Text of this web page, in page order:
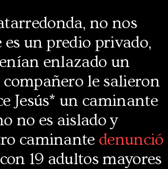
no nos
un predio privado,
enlazado un
le salieron
Jesús* un caminante
no es aislado y
caminante denunció
19 adultos mayores